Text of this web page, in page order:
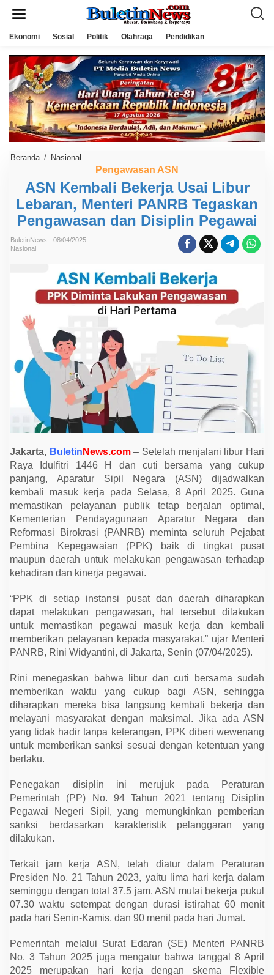
Ekonomi Sosial Politik Olahraga Pendidikan
Beranda / Nasional
K
e
m
b
a
i
e
r
j
a
b
r
L
e
b
a
r
n
M
e
n
e
r
P
A
N
R
B
T
s
k
n
P
g
a
a
s
n
d
i
s
i
p
l
i
g
w
a
i
Pengawasan ASN
ASN Kembali Bekerja Usai Libur
Lebaran, Menteri PANRB Tegaskan
Pengawasan dan Disiplin Pegawai
BuletinNews
08/04/2025
Nasional
Jakarta, Buletin News.com– Setelah menjalani libur Hari
Raya Idulfitri 1446 H dan cuti bersama yang cukup
panjang, Aparatur Sipil Negara (ASN) dijadwalkan
kembali masuk kerja pada Selasa, 8 April 2025. Guna
memastikan pelayanan publik tetap berjalan optimal,
Kementerian Pendayagunaan Aparatur Negara dan
Reformasi Birokrasi (PANRB) meminta seluruh Pejabat
Pembina Kepegawaian (PPK) baik di tingkat pusat
maupun daerah untuk melakukan pengawasan terhadap
kehadiran dan kinerja pegawai.
“PPK di setiap instansi pusat dan daerah diharapkan
dapat melakukan pengawasan, hal tersebut dilakukan
untuk memastikan pegawai masuk kerja dan kembali
memberikan pelayanan kepada masyarakat,” ujar Menteri
PANRB, Rini Widyantini, di Jakarta, Senin (07/04/2025).
Rini menegaskan bahwa libur dan cuti bersama sudah
memberikan waktu yang cukup bagi ASN, sehingga
diharapkan mereka bisa langsung kembali bekerja dan
melayani masyarakat dengan maksimal. Jika ada ASN
yang tidak hadir tanpa keterangan, PPK diberi wewenang
untuk memberikan sanksi sesuai dengan ketentuan yang
berlaku.
Penegakan disiplin ini merujuk pada Peraturan
Pemerintah (PP) No. 94 Tahun 2021 tentang Disiplin
Pegawai Negeri Sipil, yang memungkinkan pemberian
sanksi berdasarkan karakteristik pelanggaran yang
dilakukan.
Terkait jam kerja ASN, telah diatur dalam Peraturan
Presiden No. 21 Tahun 2023, yaitu lima hari kerja dalam
seminggu dengan total 37,5 jam. ASN mulai bekerja pukul
07.30 waktu setempat dengan durasi istirahat 60 menit
pada hari Senin-Kamis, dan 90 menit pada hari Jumat.
Pemerintah melalui Surat Edaran (SE) Menteri PANRB
No. 3 Tahun 2025 juga mengatur bahwa tanggal 8 April
2025 merupakan hari kerja dengan skema Flexible